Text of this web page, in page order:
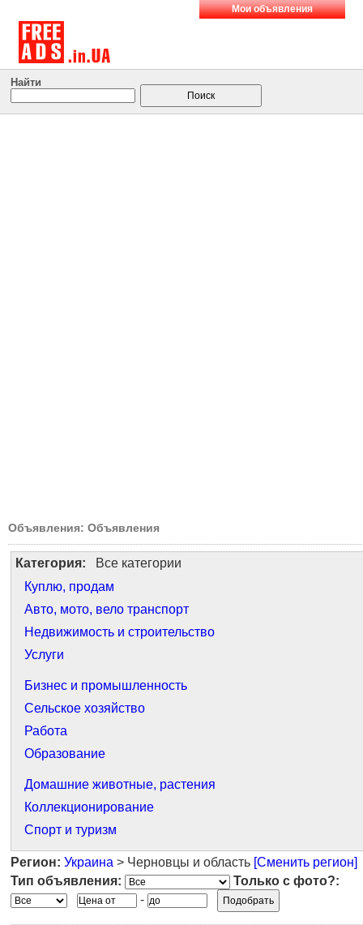
Мои объявления
Найти
Объявления: Объявления
Категория: Все категории
Куплю, продам
Авто, мото, вело транспорт
Недвижимость и строительство
Услуги
Бизнес и промышленность
Сельское хозяйство
Работа
Образование
Домашние животные, растения
Коллекционирование
Спорт и туризм
Регион: Украина > Черновцы и область [Сменить регион]
Тип объявления:
Только с фото?:
-